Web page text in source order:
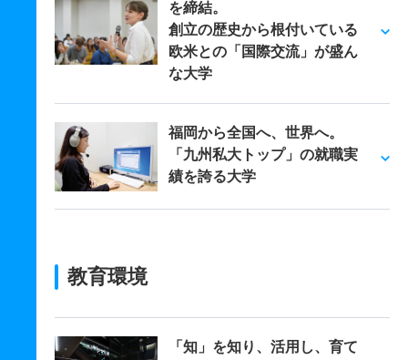
を締結。
創立の歴史から根付いている
欧米との「国際交流」が盛ん
な大学
福岡から全国へ、世界へ。
「九州私大トップ」の就職実
績を誇る大学
教育環境
「知」を知り、活用し、育て